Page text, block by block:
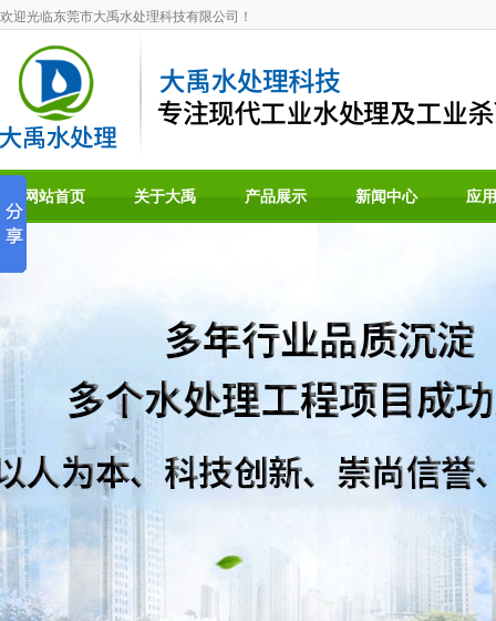
欢迎光临东莞市大禹水处理科技有限公司！
网站首页 关于大禹 产品展示 新闻中心 应